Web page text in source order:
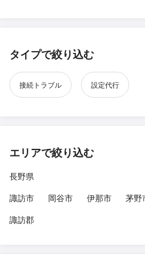
タイプで絞り込む
接続トラブル 設定代行
エリアで絞り込む
長野県
諏訪市
岡谷市 伊那市 茅野
諏訪郡